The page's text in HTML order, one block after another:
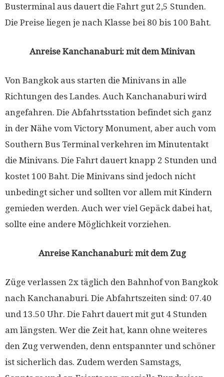
Busterminal aus dauert die Fahrt gut 2,5 Stunden.
Die Preise liegen je nach Klasse bei 80 bis 100 Baht.
Anreise Kanchanaburi: mit dem Minivan
Von Bangkok aus starten die Minivans in alle
Richtungen des Landes. Auch Kanchanaburi wird
angefahren. Die Abfahrtsstation befindet sich ganz
in der Nähe vom Victory Monument, aber auch vom
Southern Bus Terminal verkehren im Minutentakt
die Minivans. Die Fahrt dauert knapp 2 Stunden und
kostet 100 Baht. Die Minivans sind jedoch nicht
unbedingt sicher und sollten vor allem mit Kindern
gemieden werden. Auch wer viel Gepäck dabei hat,
sollte eine andere Möglichkeit vorziehen.
Anreise Kanchanaburi: mit dem Zug
Züge verlassen 2x täglich den Bahnhof von Bangkok
nach Kanchanaburi. Die Abfahrtszeiten sind: 07.40
und 13.50 Uhr. Die Fahrt dauert mit gut 4 Stunden
am längsten. Wer die Zeit hat, kann ohne weiteres
den Zug verwenden, denn entspannter und schöner
ist sicherlich das. Zudem werden Samstags,